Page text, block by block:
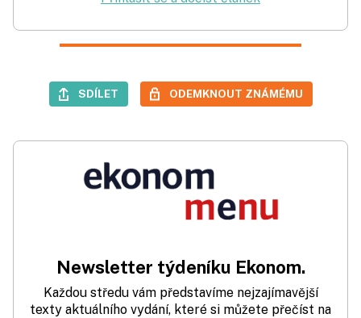
SDÍLET ODEMKNOUT ZNÁMÉMU
Newsletter týdeníku Ekonom.
Každou středu vám představíme nejzajímavější
texty aktuálního vydání, které si můžete přečíst na